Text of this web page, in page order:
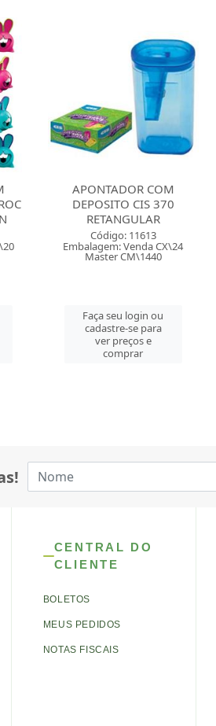
APONTADOR COM
DEPOSITO LEO&LEO COM
2 FUROS CESTINHA
Código: 116576
Embalagem: Venda CX\12
Master CM\720
Faça seu login ou
cadastre-se para
ver preços e
comprar
CENTRAL DO
CLIENTE
BOLETOS
MEUS PEDIDOS
NOTAS FISCAIS